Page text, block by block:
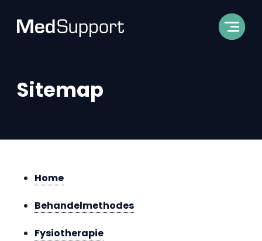
Sitemap
Home
Behandelmethodes
Fysiotherapie